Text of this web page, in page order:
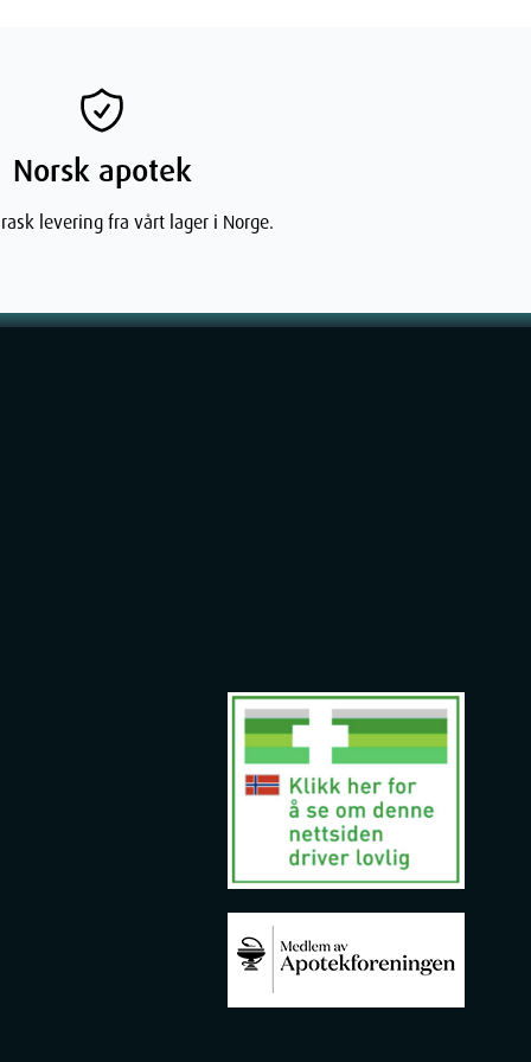
Norsk apotek
levering fra vårt lager i Norge.